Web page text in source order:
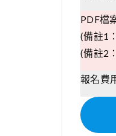
PDF檔
(備註1
(備註2
報名費